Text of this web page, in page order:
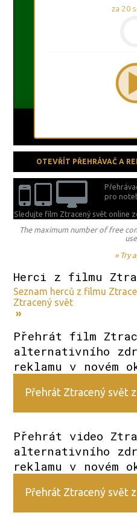
za 19
OTEVŘÍT PŘEHRÁVAČ A
pro
Sledujte film Ztracený svět online
The maximum number of free
» Try
Herci z filmu
Seznam herců z filmu
Ztracený svět
»
Přehrát film
alternativního
reklamu v novém
Přehrát Ztracený svět
Přehrát video
alternativního
reklamu v novém
Přehrát Ztracený svět